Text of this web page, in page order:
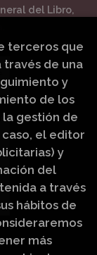
del Libro,
terceros que
través de una
y
de los
gestión de
caso, el editor
y
del
a través
hábitos de
más